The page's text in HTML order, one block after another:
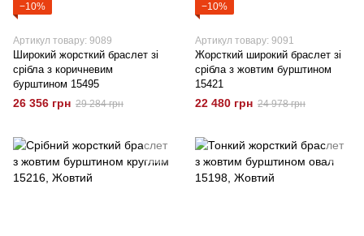
−10%
Артикул товару: 9089
Широкий жорсткий браслет зі
срібла з коричневим
бурштином 15495
26 356 грн 29 284 грн
−10%
Артикул товару: 9091
Жорсткий широкий браслет зі
срібла з жовтим бурштином
15421
22 480 грн 24 978 грн